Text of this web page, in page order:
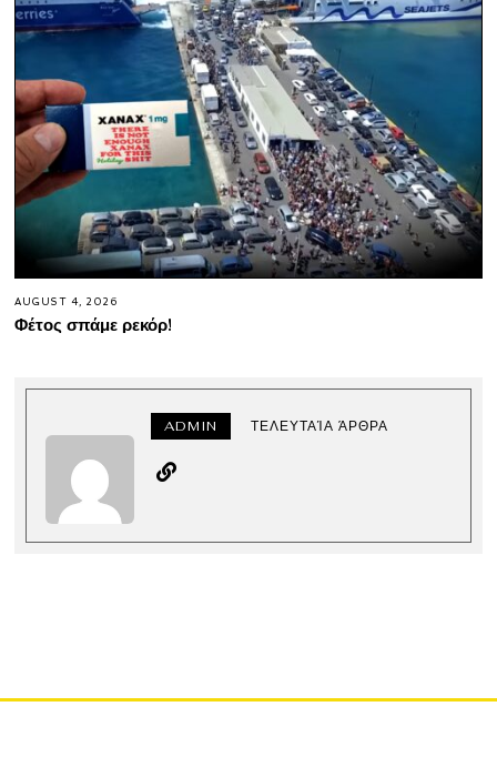
AUGUST 4, 2026
Φέτος σπάμε ρεκόρ!
ADMIN ΤΕΛΕΥΤΑΊΑ ΆΡΘΡΑ